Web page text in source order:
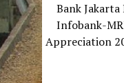
Bank
Infobank-
Appreciation